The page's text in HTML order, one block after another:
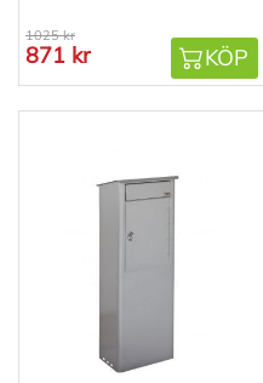
1025 kr
871 kr KÖP